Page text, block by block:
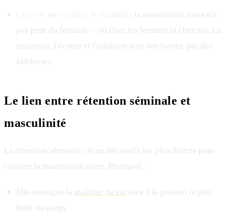
: la masculinité saine n'a
pas peur du féminin — ni chez les femmes ni chez soi. La
tendresse, l'écoute et l'intuition sont des forces, pas des
faiblesses.
Le lien entre rétention séminale et
masculinité
La rétention séminale est un des outils les plus directs pour
cultiver la masculinité saine. Pourquoi :
Elle enseigne la maîtrise de soi face à la pulsion la plus
forte du corps